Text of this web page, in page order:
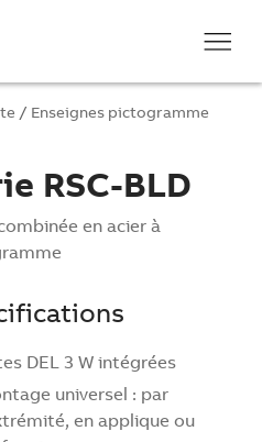
/ Enseignes pictogramme
RSC-BLD
en acier à
DEL 3 W intégrées
universel : par
en applique ou